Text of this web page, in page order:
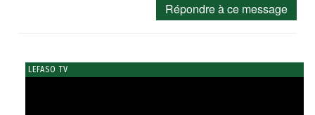
Répondre à ce message
LEFASO TV